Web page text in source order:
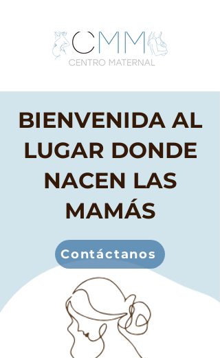
BIENVENIDA AL
LUGAR DONDE
NACEN LAS
MAMÁS
Contáctanos